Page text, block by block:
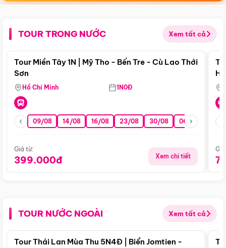
TOUR TRONG NƯỚC Xem tất cả
Điểm nổi bật
Tour Miền Tây 1N | Mỹ Tho - Bến Tre - Cù Lao Thới
Sơn
Hồ Chí Minh 1N0Đ
09/08 14/08 16/08 23/08 30/08 06/09 13/09
Giá từ:
399.000đ Xem chi tiết
TOUR NƯỚC NGOÀI Xem tất cả
Điểm nổi bật
Tour Thái Lan Mùa Thu 5N4Đ | Biển Jomtien -